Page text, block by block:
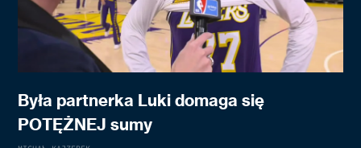
Była partnerka Luki domaga się
POTĘŻNEJ sumy